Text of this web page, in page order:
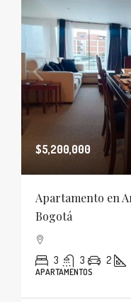
$5,200,000
Apartamento en
Bogotá
3 3 2
APARTAMENTOS